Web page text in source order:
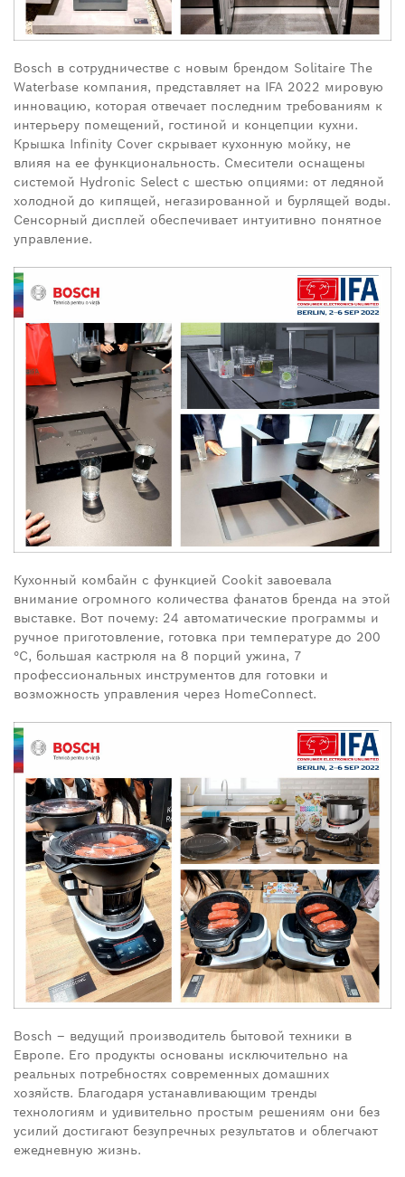
Bosch в сотрудничестве с новым брендом Solitaire The
Waterbase компания, представляет на IFA 2022 мировую
инновацию, которая отвечает последним требованиям к
интерьеру помещений, гостиной и концепции кухни.
Крышка Infinity Cover скрывает кухонную мойку, не
влияя на ее функциональность. Смесители оснащены
системой Hydronic Select с шестью опциями: от ледяной
холодной до кипящей, негазированной и бурлящей воды.
Сенсорный дисплей обеспечивает интуитивно понятное
управление.
Кухонный комбайн с функцией Cookit завоевала
внимание огромного количества фанатов бренда на этой
выставке. Вот почему: 24 автоматические программы и
ручное приготовление, готовка при температуре до 200
°C, большая кастрюля на 8 порций ужина, 7
профессиональных инструментов для готовки и
возможность управления через HomeConnect.
Bosch – ведущий производитель бытовой техники в
Европе. Его продукты основаны исключительно на
реальных потребностях современных домашних
хозяйств. Благодаря устанавливающим тренды
технологиям и удивительно простым решениям они без
усилий достигают безупречных результатов и облегчают
ежедневную жизнь.